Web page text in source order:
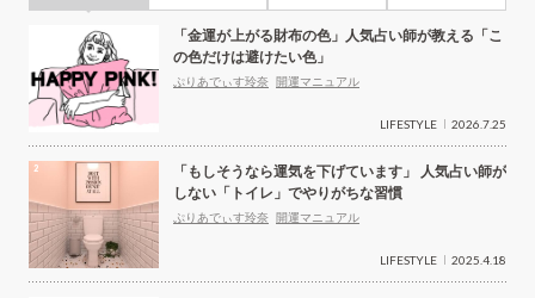
「金運が上がる財布の色」人気占い師が教える「こ
の色だけは避けたい色」
ぷりあでぃす玲奈 開運マニュアル
LIFESTYLE 2026.7.25
「もしそうなら運気を下げています」 人気占い師が
しない「トイレ」でやりがちな習慣
ぷりあでぃす玲奈 開運マニュアル
LIFESTYLE 2025.4.18